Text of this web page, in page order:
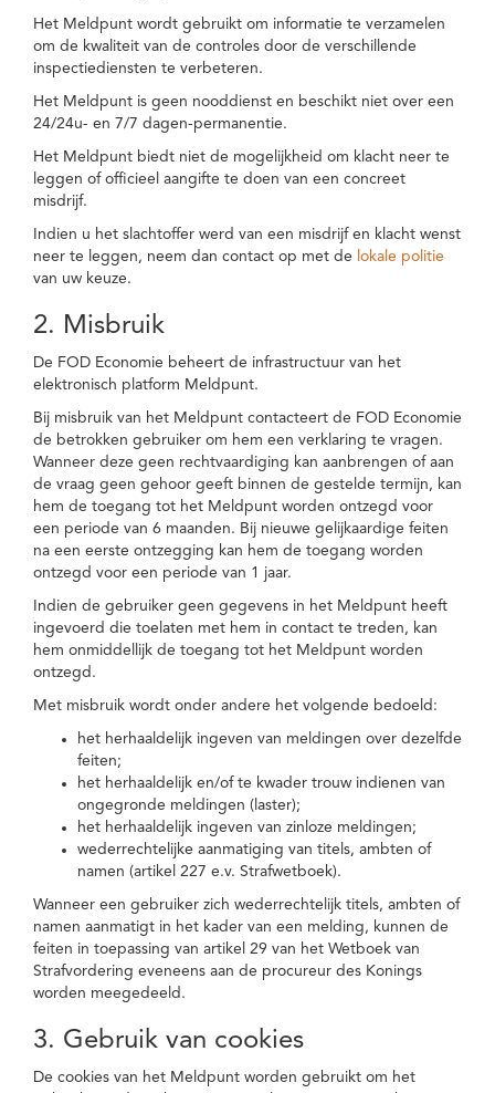
Het Meldpunt wordt gebruikt om informatie te verzamelen
om de kwaliteit van de controles door de verschillende
inspectiediensten te verbeteren.
Het Meldpunt is geen nooddienst en beschikt niet over een
24/24u- en 7/7 dagen-permanentie.
Het Meldpunt biedt niet de mogelijkheid om klacht neer te
leggen of officieel aangifte te doen van een concreet
misdrijf.
Indien u het slachtoffer werd van een misdrijf en klacht wenst
neer te leggen, neem dan contact op met de lokale politie
van uw keuze.
2. Misbruik
De FOD Economie beheert de infrastructuur van het
elektronisch platform Meldpunt.
Bij misbruik van het Meldpunt contacteert de FOD Economie
de betrokken gebruiker om hem een verklaring te vragen.
Wanneer deze geen rechtvaardiging kan aanbrengen of aan
de vraag geen gehoor geeft binnen de gestelde termijn, kan
hem de toegang tot het Meldpunt worden ontzegd voor
een periode van 6 maanden. Bij nieuwe gelijkaardige feiten
na een eerste ontzegging kan hem de toegang worden
ontzegd voor een periode van 1 jaar.
Indien de gebruiker geen gegevens in het Meldpunt heeft
ingevoerd die toelaten met hem in contact te treden, kan
hem onmiddellijk de toegang tot het Meldpunt worden
ontzegd.
Met misbruik wordt onder andere het volgende bedoeld:
het herhaaldelijk ingeven van meldingen over dezelfde
feiten;
het herhaaldelijk en/of te kwader trouw indienen van
ongegronde meldingen (laster);
het herhaaldelijk ingeven van zinloze meldingen;
wederrechtelijke aanmatiging van titels, ambten of
namen (artikel 227 e.v. Strafwetboek).
Wanneer een gebruiker zich wederrechtelijk titels, ambten of
namen aanmatigt in het kader van een melding, kunnen de
feiten in toepassing van artikel 29 van het Wetboek van
Strafvordering eveneens aan de procureur des Konings
worden meegedeeld.
3. Gebruik van cookies
De cookies van het Meldpunt worden gebruikt om het